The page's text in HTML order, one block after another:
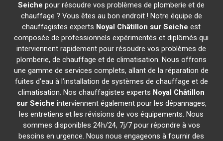
Seiche pour résoudre vos problèmes de plomberie et de
chauffage ? Vous êtes au bon endroit ! Notre équipe de
chauffagistes experts Noyal Châtillon sur Seiche est
composée de professionnels expérimentés et diplômés qui
interviennent rapidement pour résoudre vos problèmes de
plomberie, de chauffage et de climatisation. Nous offrons
une gamme de services complets, allant de la réparation de
fuites d'eau à l'installation de systèmes de chauffage et de
climatisation. Nos chauffagistes experts Noyal Châtillon
sur Seiche interviennent également pour les dépannages,
les entretiens et les révisions de vos équipements. Nous
sommes disponibles 24h/24, 7j/7 pour répondre à vos
besoins en urgence. Nous nous engageons à fournir des